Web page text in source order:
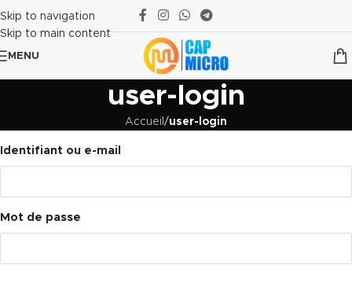
Skip to navigation
Skip to main content
MENU
user-login
Accueil /user-login
Identifiant ou e-mail
Mot de passe